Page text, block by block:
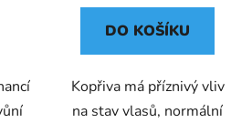
DO KOŠÍKU
Kopřiva má příznivý vliv
na stav vlasů, normální